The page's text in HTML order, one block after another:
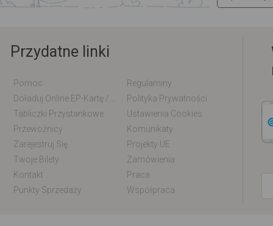
Przydatne linki
Pomoc
Regulaminy
Polityka Prywatności
Tabliczki Przystankowe
Ustawienia Cookies
Przewoźnicy
Komunikaty
Zarejestruj Się
Projekty UE
Twoje Bilety
Zamówienia
Kontakt
Praca
Punkty Sprzedaży
Współpraca